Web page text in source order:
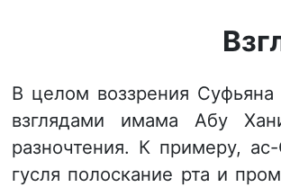
В целом воззрения
взглядами имама Абу
разночтения. К примеру,
гусля полоскание рта и